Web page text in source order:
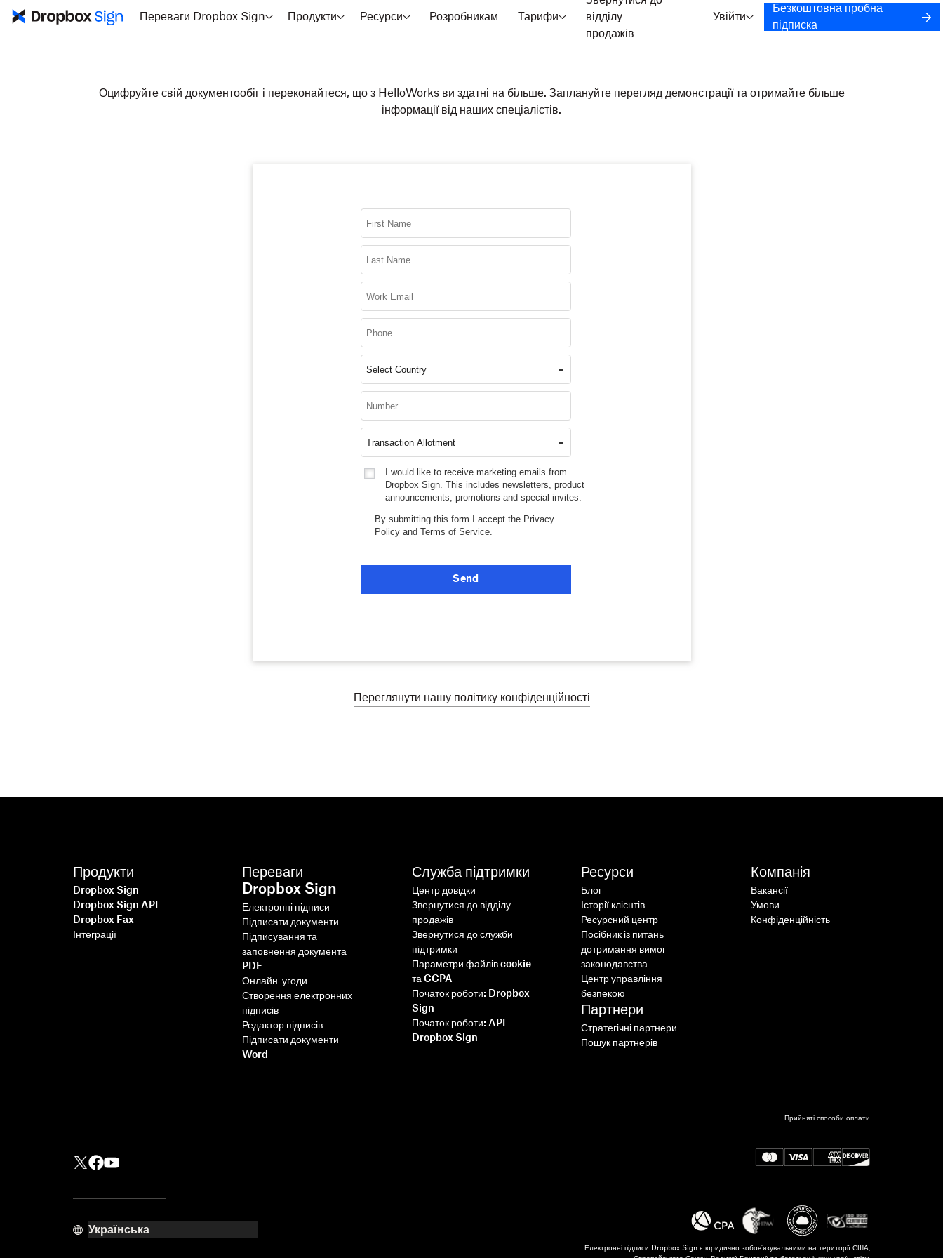
Переваги Dropbox Sign Продукти Ресурси Розробникам Тарифи
відділу
продажів
Увійти
Безкоштовна пробна
підписка
Оцифруйте свій документообіг і переконайтеся, що з HelloWorks ви здатні на більше. Заплануйте перегляд демонстрації та отримайте більше
інформації від наших спеціалістів.
I would like to receive marketing emails from
Dropbox Sign. This includes newsletters, product
announcements, promotions and special invites.
By submitting this form I accept the Privacy
Policy and Terms of Service.
Send
Переглянути нашу політику конфіденційності
Дізнайтеся більше
Продукти
Dropbox Sign
Dropbox Sign API
Dropbox Fax
Інтеграції
Переваги
Dropbox Sign
Електронні підписи
Підписати документи
Підписування та
заповнення документа
PDF
Онлайн-угоди
Створення електронних
підписів
Редактор підписів
Підписати документи
Word
Служба підтримки
Центр довідки
Звернутися до відділу
продажів
Звернутися до служби
підтримки
Параметри файлів cookie
та CCPA
Початок роботи: Dropbox
Sign
Початок роботи: API
Dropbox Sign
Ресурси
Блог
Історії клієнтів
Ресурсний центр
Посібник із питань
дотримання вимог
законодавства
Центр управління
безпекою
Партнери
Стратегічні партнери
Пошук партнерів
Компанія
Вакансії
Умови
Конфіденційність
Прийняті способи оплати
Електронні підписи Dropbox Sign є юридично зобов'язувальними на території США,